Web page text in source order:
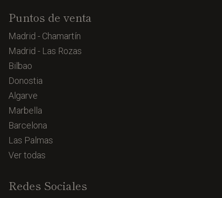
Puntos de venta
Madrid - Chamartín
Madrid - Las Rozas
Bilbao
Donostia
Algarve
Marbella
Barcelona
Las Palmas
Ver todas
Redes Sociales